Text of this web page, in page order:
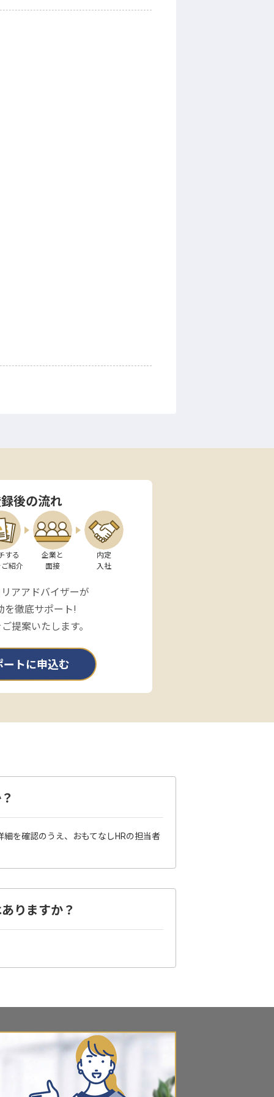
後の流れ
する
紹介
企業と
面接
内定
入社
アアドバイザーが
を徹底サポート!
提案いたします。
ートに申込む
を確認のうえ、おもてなしHRの担当者
りますか？